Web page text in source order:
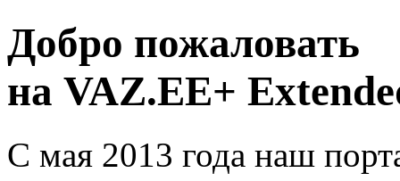
Добро пожаловать
на VAZ.EE+
С мая 2013 года наш